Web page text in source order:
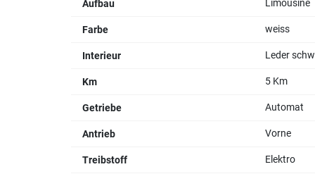
Aufbau Limousine
Farbe weiss
Interieur Leder
Km 5 Km
Getriebe Automat
Antrieb Vorne
Treibstoff Elektro